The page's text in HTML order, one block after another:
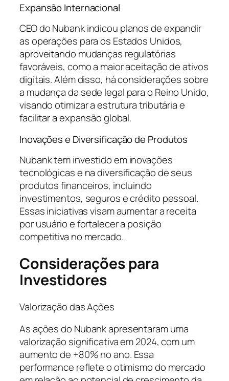
Expansão Internacional
CEO do Nubank indicou planos de expandir
as operações para os Estados Unidos,
aproveitando mudanças regulatórias
favoráveis, como a maior aceitação de ativos
digitais. Além disso, há considerações sobre
a mudança da sede legal para o Reino Unido,
visando otimizar a estrutura tributária e
facilitar a expansão global.
Inovações e Diversificação de Produtos
Nubank tem investido em inovações
tecnológicas e na diversificação de seus
produtos financeiros, incluindo
investimentos, seguros e crédito pessoal.
Essas iniciativas visam aumentar a receita
por usuário e fortalecer a posição
competitiva no mercado.
Considerações para
Investidores
Valorização das Ações
As ações do Nubank apresentaram uma
valorização significativa em 2024, com um
aumento de +80% no ano. Essa
performance reflete o otimismo do mercado